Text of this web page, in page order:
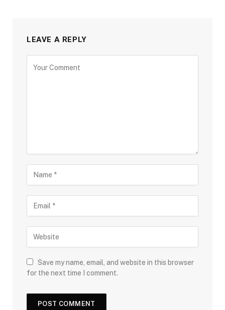
LEAVE A REPLY
Save my name, email, and website in this browser
for the next time I comment.